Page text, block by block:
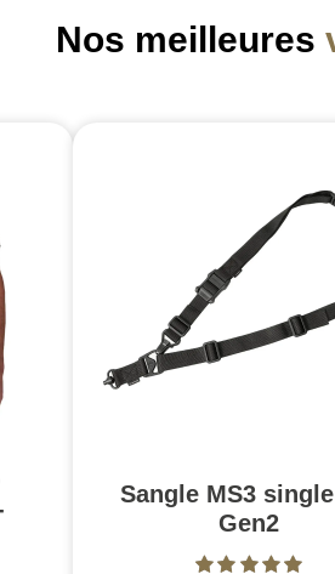
Nos meilleures
Sangle MS3
Gen2